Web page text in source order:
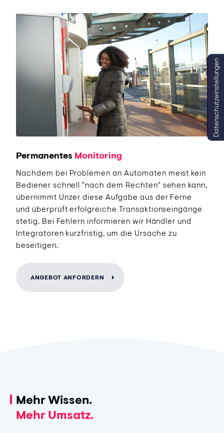
Permanentes Monitoring
Nachdem bei Problemen an Automaten meist kein
Bediener schnell "nach dem Rechten" sehen kann,
übernimmt Unzer diese Aufgabe aus der Ferne
und überprüft erfolgreiche Transaktionseingänge
stetig. Bei Fehlern informieren wir Händler und
Integratoren kurzfristig, um die Ursache zu
beseitigen.
ANGEBOT ANFORDERN
Mehr Wissen.
Mehr Umsatz.
Datenschutzeinstellungen